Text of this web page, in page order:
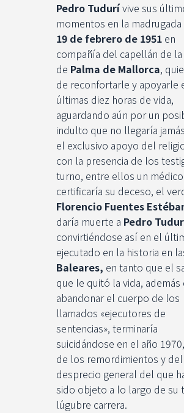
Pedro Tudurívive sus
momentos en la
19 de febrero de 1951en
compañía del capellán de
de Palma de Mallorca,
de reconfortarle y apoyarle
últimas diez horas de vida,
aguardando aún por un
indulto que no llegaría
el exclusivo apoyo del
con la presencia de los
turno, entre ellos un
certificaría su deceso, el
Florencio Fuentes
daría muerte a Pedro
convirtiéndose así en el
ejecutado en la historia en
Baleares, en tanto que el
que le quitó la vida, además
abandonar el cuerpo de los
llamados «ejecutores de
sentencias», terminaría
suicidándose en el año
de los remordimientos y del
desprecio general del que
sido objeto a lo largo de su
lúgubre carrera.